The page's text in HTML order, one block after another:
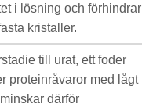
i lösning och förhindrar
kristaller.
till urat, ett foder
proteinråvaror med lågt
därför